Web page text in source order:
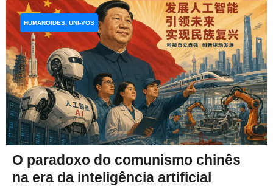
O paradoxo do comunismo chinês
na era da inteligência artificial
HUMANOIDES, UNI-VOS